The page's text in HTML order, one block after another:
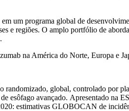
um programa global de
e regiões. O amplo portfólio de
na América do Norte, Europa e
global, controlado por
esôfago avançado. Apresentado na
estimativas GLOBOCAN de